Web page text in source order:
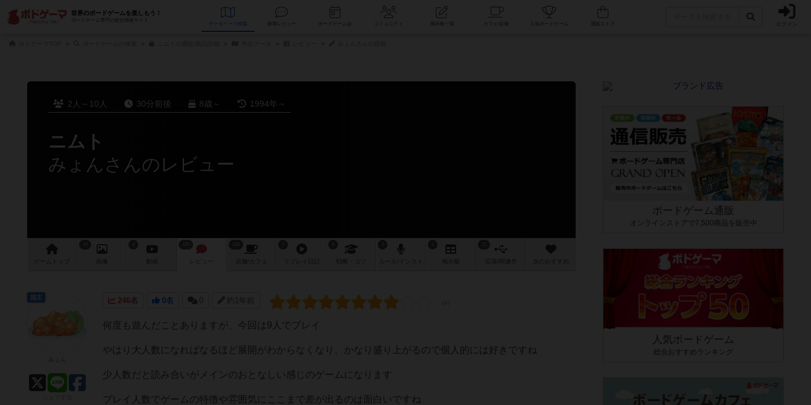
世界のボードゲームを楽しもう！
ボードゲーム専門の総合情報サイト
データベース コミュニティ 人気ボードゲーム ログイン
2人～10人 30分前後 8歳～ 1994年～
ニムト
みょんさんのレビュー
ゲーム 画像 レビュー 店舗/ カフェ 戦略 作 次のおすすめ
246名 0名 0 約1年前
何度も遊んだことありますが、今回は9人でプレイ
やはり大人数になればなるほど展開がわからなくなり、かなり盛り上がるので個人的には好きですね
少人数だと読み合いがメインのおとなしい感じのゲームになります
プレイ人数でゲームの特徴や雰囲気にここまで差が出るのは面白いですね
国王
ボードゲーム通販
オンラインストアで7,500商品を販売中
人気ボードゲーム
総合おすすめランキング